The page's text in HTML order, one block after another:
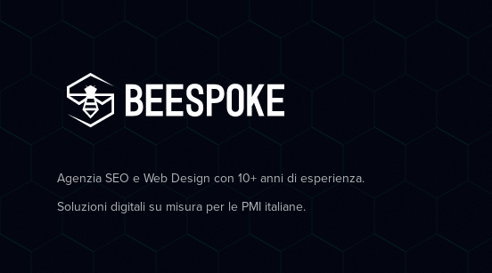
Agenzia SEO e Web Design con 10+ anni di esperienza.
Soluzioni digitali su misura per le PMI italiane.